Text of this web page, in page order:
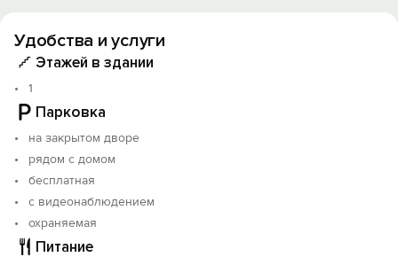
насладиться лёгкими закусками. Доступен прокат
снаряжения для зимних видов спорта. А также
территории примыкает отличная прогулочная зона по
набережной реки.
Гостевой дом отлично подойдёт для тех кто хочет
отдохнуть от городской суеты и зарядиться энергией
природы.
В окрестностях находится множество интересных
объектов для посещения. Среди них:
Удобства и услуги
Этажей в здании
1
Парковка
на закрытом дворе
рядом с домом
бесплатная
с видеонаблюдением
охраняемая
Питание